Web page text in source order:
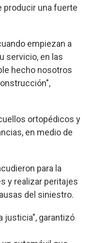
producir una fuerte
empiezan a
servicio, en las
hecho nosotros
ortopédicos y
en medio de
para la
y realizar peritajes
del siniestro.
justicia", garantizó